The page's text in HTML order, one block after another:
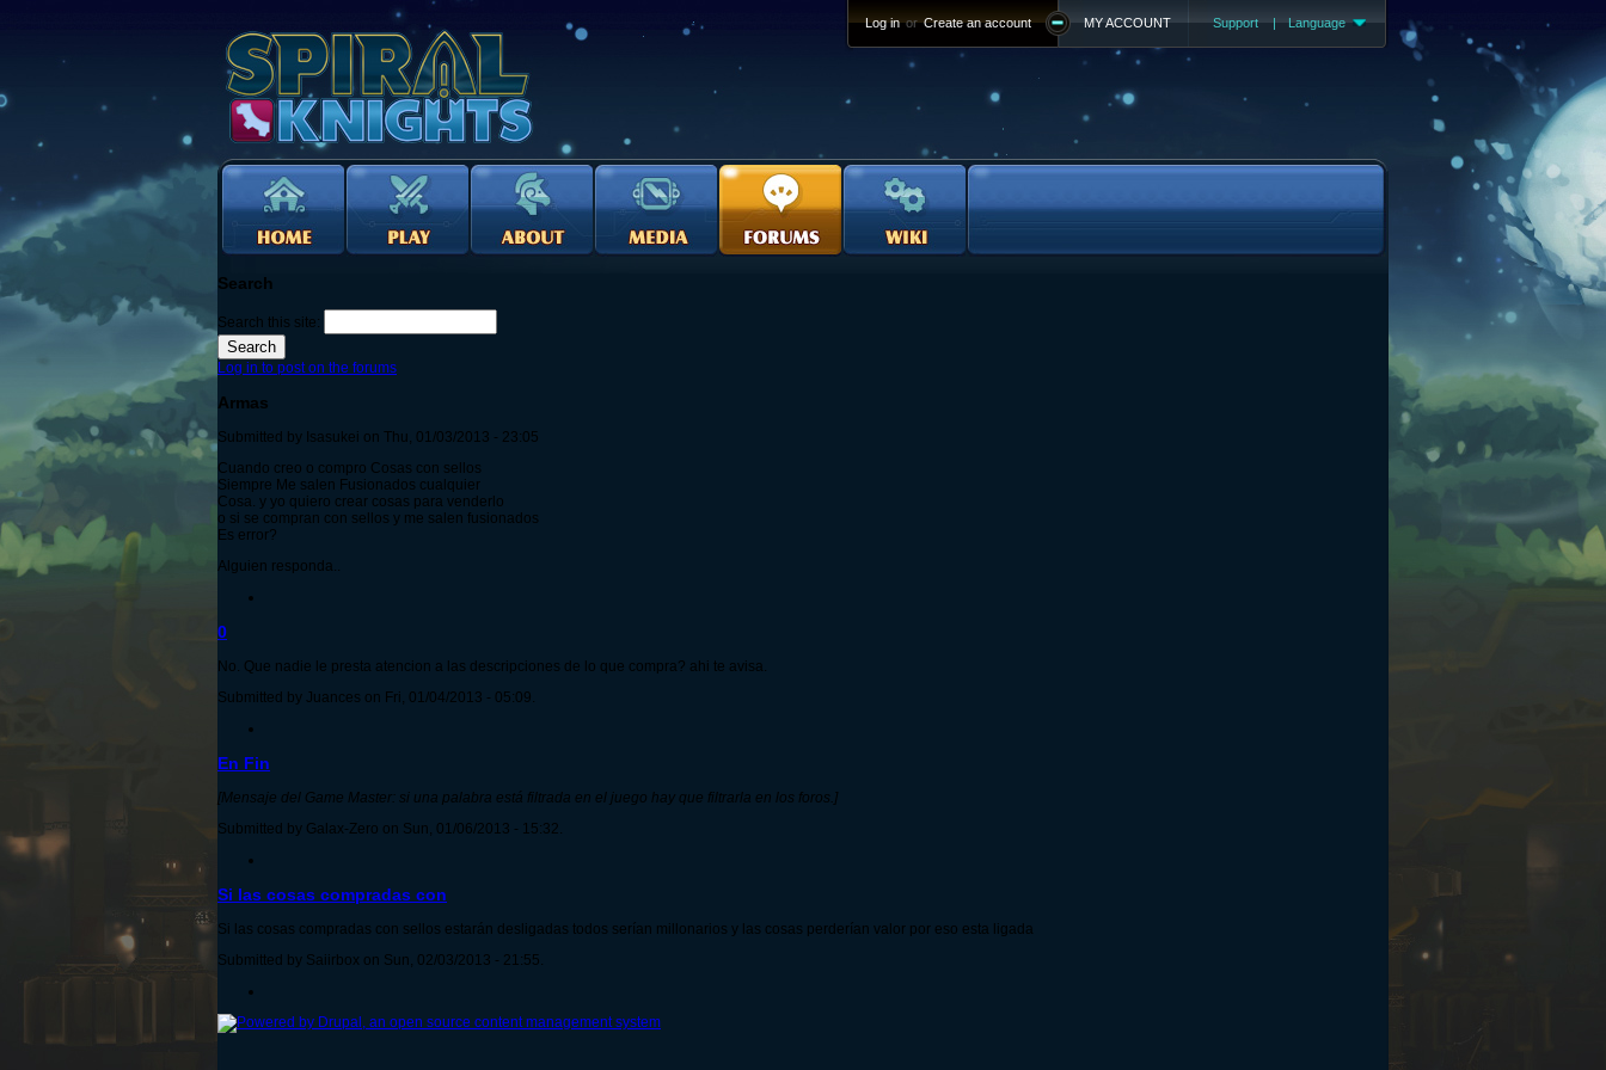
Support | Language
MY ACCOUNT
Log in or Create an account
Search
Search this site:
Log in to post on the forums
Armas
Submitted by Isasukei on Thu, 01/03/2013 - 23:05
Cuando creo o compro Cosas con sellos
Siempre Me salen Fusionados cualquier
Cosa. y yo quiero crear cosas para venderlo
o si se compran con sellos y me salen fusionados
Es error?
Alguien responda..
0
No. Que nadie le presta atencion a las descripciones de lo que compra? ahi te avisa.
Submitted by Juances on Fri, 01/04/2013 - 05:09.
En Fin
[Mensaje del Game Master: si una palabra está filtrada en el juego hay que filtrarla en los foros.]
Submitted by Galax-Zero on Sun, 01/06/2013 - 15:32.
Si las cosas compradas con
Si las cosas compradas con sellos estarán desligadas todos serían millonarios y las cosas perderían valor por eso esta ligada
Submitted by Saiirbox on Sun, 02/03/2013 - 21:55.